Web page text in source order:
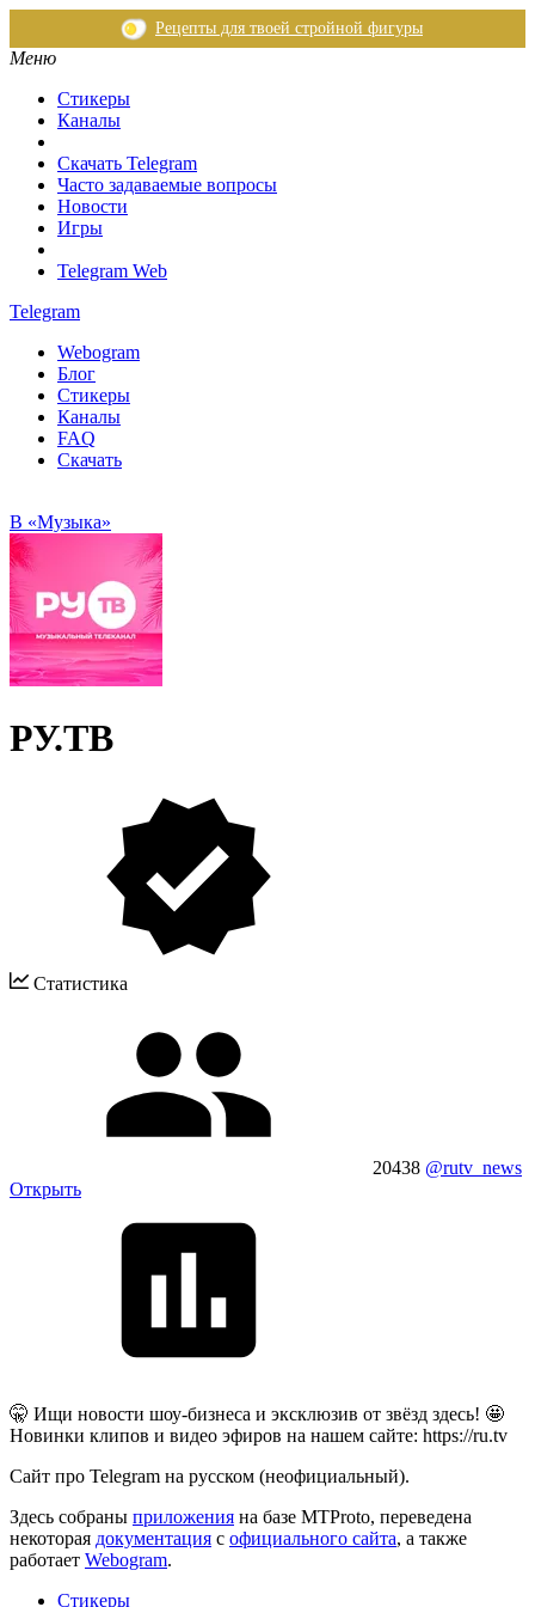
Рецепты для твоей стройной фигуры
Меню
Стикеры
Каналы
Скачать Telegram
Часто задаваемые вопросы
Новости
Игры
Telegram Web
Telegram
Webogram
Блог
Стикеры
Каналы
FAQ
Скачать
В «Музыка»
РУ.ТВ
Статистика
20438 @rutv_news
Открыть
🤫 Ищи новости шоу-бизнеса и эксклюзив от звёзд здесь! 🤩
Новинки клипов и видео эфиров на нашем сайте: https://ru.tv
Сайт про Telegram на русском (неофициальный).
Здесь собраны приложения на базе MTProto, переведена
некоторая документация с официального сайта, а также
работает Webogram.
Стикеры